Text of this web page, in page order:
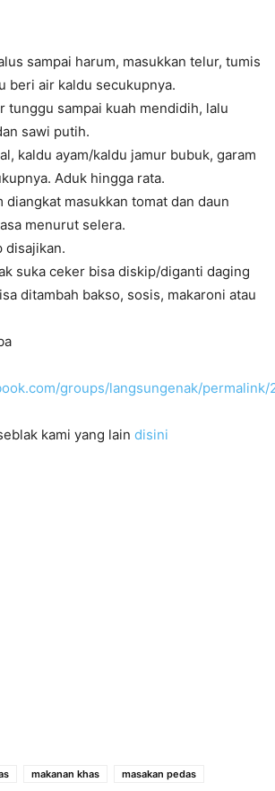
sampai harum, masukkan telur, tumis
beri air kaldu secukupnya.
tunggu sampai kuah mendidih, lalu
sawi putih.
kaldu ayam/kaldu jamur bubuk, garam
Aduk hingga rata.
diangkat masukkan tomat dan daun
menurut selera.
disajikan.
suka ceker bisa diskip/diganti daging
ditambah bakso, sosis, makaroni atau
groups/langsungenak/
kami yang lain disini
makanan khas
masakan pedas